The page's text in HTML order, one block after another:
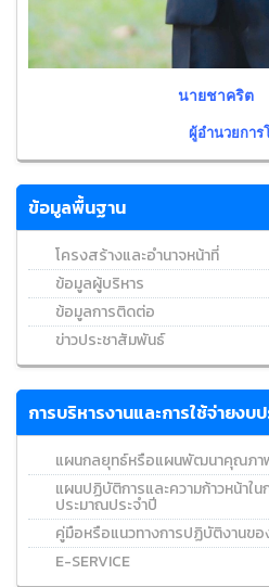
นายชาคริต
ผู้อำนวยการโ
ข้อมูลพื้นฐาน
โครงสร้างและอำนาจหน้าที่
ข้อมูลผู้บริหาร
ข้อมูลการติดต่อ
ข่าวประชาสัมพันธ์
การบริหารงานและการใช้จ่ายงบ
แผนกลยุทธ์หรือแผนพัฒนาคุณภา
แผนปฏิบัติการและความก้าวหน้าใน
ประมาณประจำปี
คู่มือหรือแนวทางการปฏิบัติงานข
E-SERVICE